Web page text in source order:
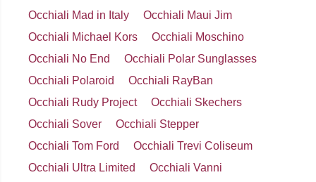
Occhiali Mad in Italy
Occhiali Maui Jim
Occhiali Michael Kors
Occhiali Moschino
Occhiali No End
Occhiali Polar Sunglasses
Occhiali Polaroid
Occhiali RayBan
Occhiali Rudy Project
Occhiali Skechers
Occhiali Sover
Occhiali Stepper
Occhiali Tom Ford
Occhiali Trevi Coliseum
Occhiali Ultra Limited
Occhiali Vanni